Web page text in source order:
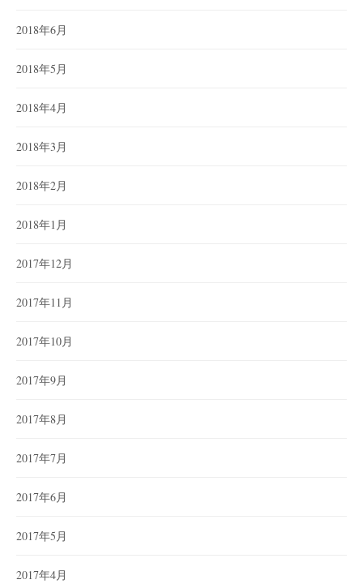
2018年6月
2018年5月
2018年4月
2018年3月
2018年2月
2018年1月
2017年12月
2017年11月
2017年10月
2017年9月
2017年8月
2017年7月
2017年6月
2017年5月
2017年4月